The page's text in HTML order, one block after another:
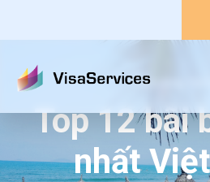
Thị trường Việt
Top 12 bãi
nhất